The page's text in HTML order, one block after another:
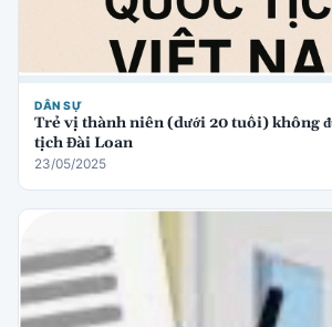
DÂN SỰ
Trẻ vị thành niên (dưới 20 tuổi) không
tịch Đài Loan
23/05/2025